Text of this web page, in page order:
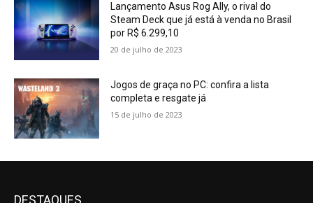
Lançamento Asus Rog Ally, o rival do
Steam Deck que já está à venda no Brasil
por R$ 6.299,10
20 de julho de 2023
Jogos de graça no PC: confira a lista
completa e resgate já
15 de julho de 2023
DESTAQUES